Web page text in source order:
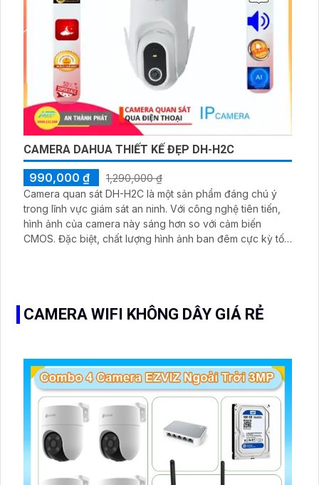
CAMERA DAHUA THIẾT KẾ ĐẸP DH-H2C
990,000 ₫
1,290,000 ₫
Camera quan sát DH-H2C là một sản phẩm đáng chú ý
trong lĩnh vực giám sát an ninh. Với công nghệ tiên tiến,
hình ảnh của camera này sáng hơn so với cảm biến
CMOS. Đặc biệt, chất lượng hình ảnh ban đêm cực kỳ tốt,
CAMERA WIFI KHÔNG DÂY GIÁ RẺ